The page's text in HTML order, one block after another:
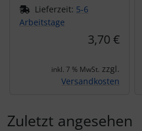
Lieferzeit: 5-6
Arbeitstage
3,70 €
inkl. 7 % MwSt. zzgl.
Versandkosten
Zuletzt angesehen